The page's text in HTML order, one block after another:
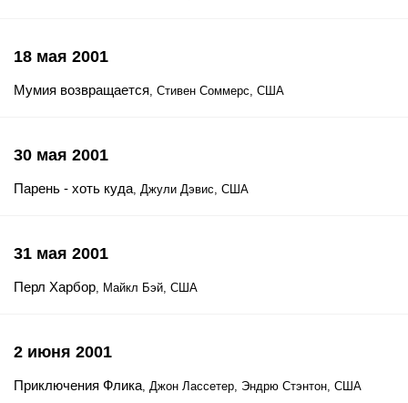
18 мая 2001
Мумия возвращается, Стивен Соммерс, США
30 мая 2001
Парень - хоть куда, Джули Дэвис, США
31 мая 2001
Перл Харбор, Майкл Бэй, США
2 июня 2001
Приключения Флика, Джон Лассетер, Эндрю Стэнтон, США